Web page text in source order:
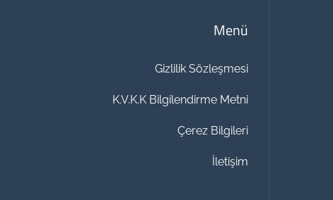
Menü
Gizlilik Sözleşmesi
K.V.K.K Bilgilendirme Metni
Çerez Bilgileri
İletişim